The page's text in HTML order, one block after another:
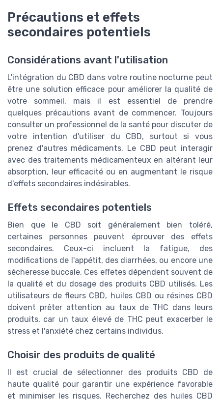
Précautions et effets
secondaires potentiels
Considérations avant l'utilisation
L'intégration du CBD dans votre routine nocturne peut
être une solution efficace pour améliorer la qualité de
votre sommeil, mais il est essentiel de prendre
quelques précautions avant de commencer. Toujours
consulter un professionnel de la santé pour discuter de
votre intention d'utiliser du CBD, surtout si vous
prenez d'autres médicaments. Le CBD peut interagir
avec des traitements médicamenteux en altérant leur
absorption, leur efficacité ou en augmentant le risque
d'effets secondaires indésirables.
Effets secondaires potentiels
Bien que le CBD soit généralement bien toléré,
certaines personnes peuvent éprouver des effets
secondaires. Ceux-ci incluent la fatigue, des
modifications de l'appétit, des diarrhées, ou encore une
sécheresse buccale. Ces effetes dépendent souvent de
la qualité et du dosage des produits CBD utilisés. Les
utilisateurs de fleurs CBD, huiles CBD ou résines CBD
doivent prêter attention au taux de THC dans leurs
produits, car un taux élevé de THC peut exacerber le
stress et l'anxiété chez certains individus.
Choisir des produits de qualité
Il est crucial de sélectionner des produits CBD de
haute qualité pour garantir une expérience favorable
et minimiser les risques. Recherchez des huiles CBD